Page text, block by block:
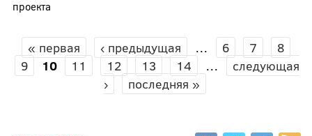
проекта
СТРАНИЦЫ
« первая ‹ предыдущая … 6 7
8
9
10 11 12 13 14 …
следующая
›
последняя »